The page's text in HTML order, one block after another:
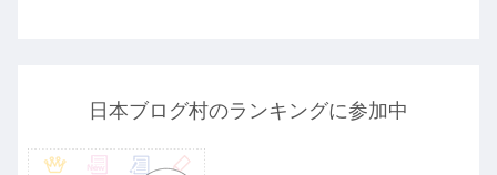
日本ブログ村のランキングに参加中